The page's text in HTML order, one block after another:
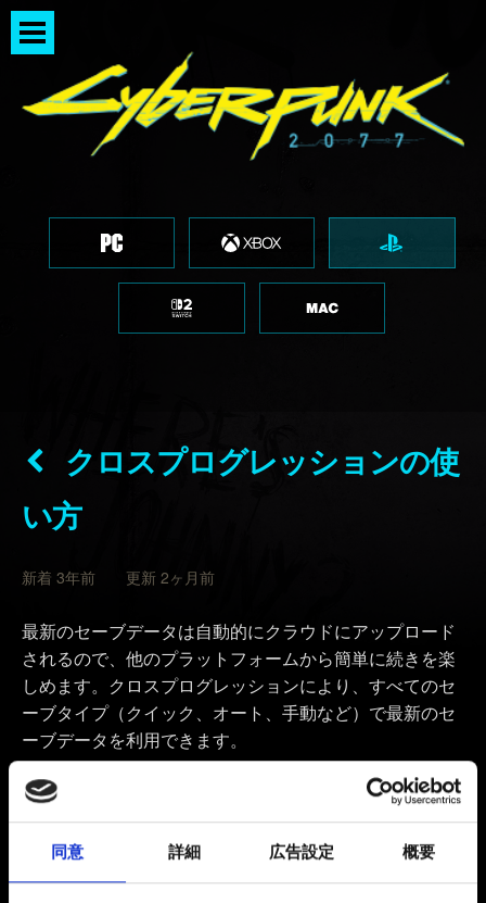
同意 詳細 広告設定 概要
クロスプログレッションの使
い方
新着 3年前 更新 2ヶ月前
最新のセーブデータは自動的にクラウドにアップロード
されるので、他のプラットフォームから簡単に続きを楽
しめます。クロスプログレッションにより、すべてのセ
ーブタイプ（クイック、オート、手動など）で最新のセ
ーブデータを利用できます。
『サイバーパンク2077』が最新パッチにアップデート
されていることを確認してください。パッチのバージョ
ンは、ゲームのメインメニューで表示されます。
「ロード」メニューを開き、画面左下に表示されてい